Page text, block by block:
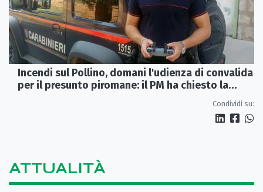
Incendi sul Pollino, domani l'udienza di convalida
per il presunto piromane: il PM ha chiesto la
Condividi su:
ATTUALITÀ